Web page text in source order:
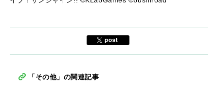
「その他」の関連記事